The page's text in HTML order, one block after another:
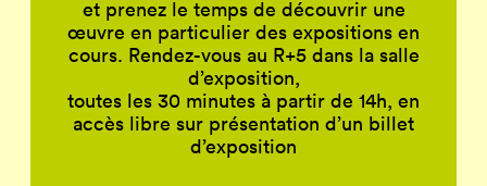
et prenez le temps de découvrir une
œuvre en particulier des expositions en
cours. Rendez-vous au R+5 dans la salle
d’exposition,
toutes les 30 minutes à partir de 14h, en
accès libre sur présentation d’un billet
d’exposition